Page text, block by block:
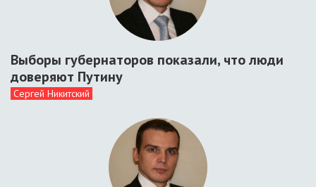
Выборы губернаторов показали, что люди
доверяют Путину
Сергей Никитский